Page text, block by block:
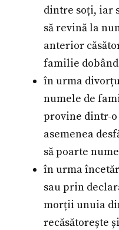
dintre soți, iar
să revină la
anterior
familie
în urma
numele de
provine dintr-o
asemenea
să poarte
în urma
sau prin
morții unuia
recăsătorește